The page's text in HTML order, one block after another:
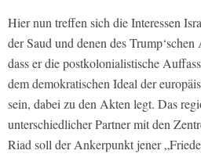
Hier nun treffen sich die Interessen
der Saud und denen des
dass er die postkolonialistische
dem demokratischen Ideal der
sein, dabei zu den Akten legt. Das
unterschiedlicher Partner mit den
Riad soll der Ankerpunkt jener